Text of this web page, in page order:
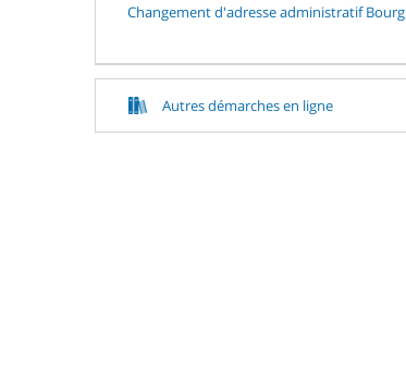
Changement d'adresse administratif Bourg
Autres démarches en ligne